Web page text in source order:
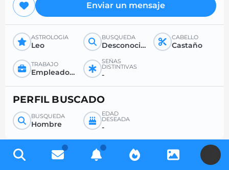
Enviar un mensaje
ASTROLOGÍA
Leo
BÚSQUEDA
Desconocido
CABELLO
Castaño
TRABAJO
Empleado/a
SEÑAS
DISTINTIVAS
-
PERFIL BUSCADO
BÚSQUEDA
Hombre
EDAD
DESEADA
-
Regístrese gratis para acceder a miles de perfiles y